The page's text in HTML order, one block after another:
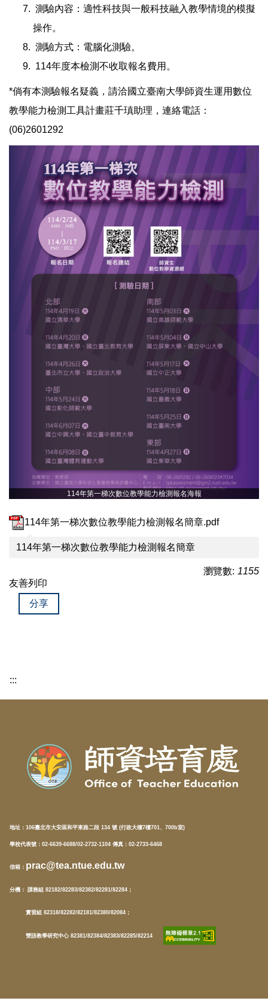
測驗內容：適性科技與一般科技融入教學情境的模擬
操作。
測驗方式：電腦化測驗。
114年度本檢測不收取報名費用。
*倘有本測驗報名疑義，請洽國立臺南大學師資生運用數位
教學能力檢測工具計畫莊千瑱助理，連絡電話：
(06)2601292
114年第一梯次數位教學能力檢測報名海報
114年第一梯次數位教學能力檢測報名簡章.pdf
114年第一梯次數位教學能力檢測報名簡章
瀏覽數: 1155
友善列印
分享
:::
地址： 106臺北市大安區和平東路二段 134 號 (行政大樓7樓701、700b室)
學校代表號：02-6639-6688/02-2732-1104 傳真：02-2733-6468
信箱 ： prac@tea.ntue.edu.tw
分機 ： 課務組 82182/82283/82382/82281/82284；
實習組 82318/82282/82181/82380/82084；
雙語教學研究中心 82381/82384/82383/82285/82214